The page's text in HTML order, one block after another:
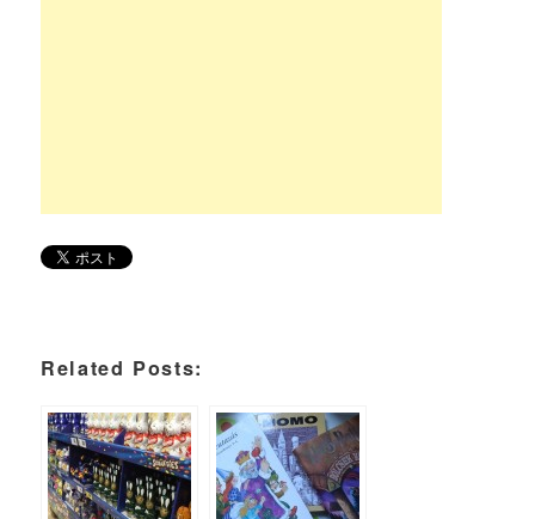
Related Posts: